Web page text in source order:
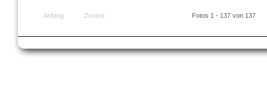
Anfang Zurück Fotos 1 - 137 von 137